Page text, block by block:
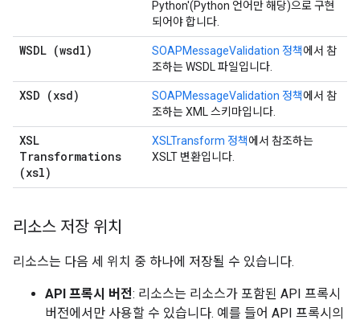
Python'(Python 언어만 해당)으로 구현
되어야 합니다.
WSDL (wsdl) SOAPMessageValidation 정책에서 참
조하는 WSDL 파일입니다.
XSD (xsd) SOAPMessageValidation 정책에서 참
조하는 XML 스키마입니다.
XSL
Transformations
(xsl)
XSLTransform 정책에서 참조하는
XSLT 변환입니다.
리소스 저장 위치
리소스는 다음 세 위치 중 하나에 저장될 수 있습니다.
API 프록시 버전: 리소스는 리소스가 포함된 API 프록시
버전에서만 사용할 수 있습니다. 예를 들어 API 프록시의